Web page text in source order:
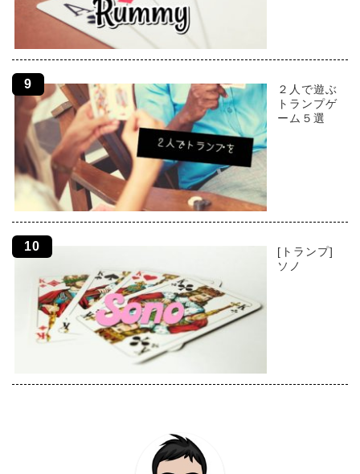
２人で遊ぶ
トランプゲ
ーム５選
[トランプ]
ソノ